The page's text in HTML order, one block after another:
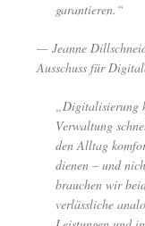
garantieren.“
— Jeanne
Ausschuss für
„Digitalisierung
Verwaltung
den Alltag
dienen – und
brauchen wir
verlässliche